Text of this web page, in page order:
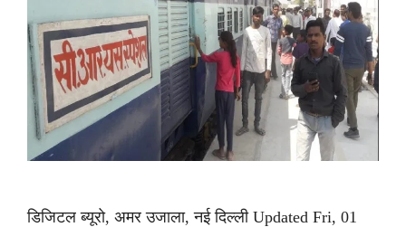
डिजिटल ब्यूरो, अमर उजाला, नई दिल्ली Updated Fri, 01